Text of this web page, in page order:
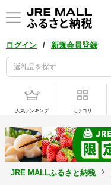
ログイン / 新規会員登録
人気ランキング カテゴリ
JRE MALLふるさと納税